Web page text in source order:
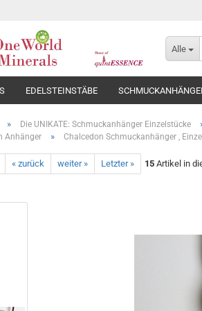
Alle
EDELSTEINSTÄBE
» Die UNIKATE: Schmuckanhänger Einzelstücke
Anhänger » Chalcedon Schmuckanhänger ,
« zurück weiter » Letzter » 15 Artikel in